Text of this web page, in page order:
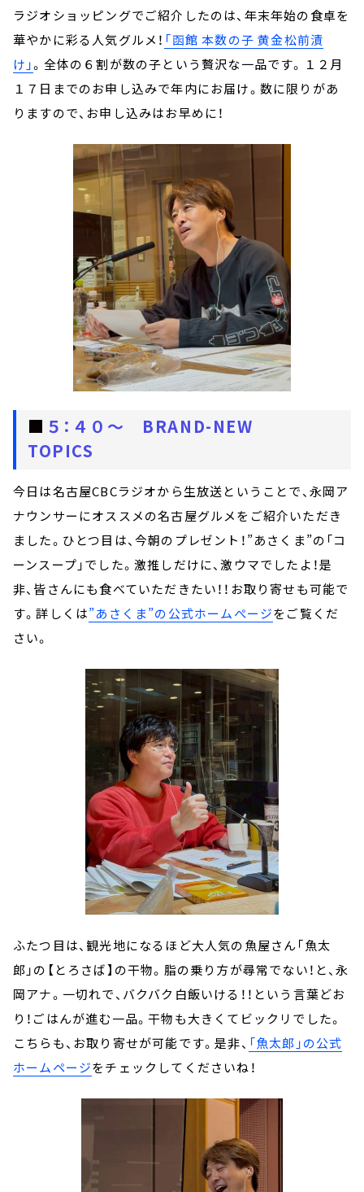
ラジオショッピングでご紹介したのは、年末年始の食卓を
華やかに彩る人気グルメ！ 「函館 本数の子 黄金松前漬
け」。全体の６割が数の子という贅沢な一品です。１２月
１７日までのお申し込みで年内にお届け。数に限りがあ
りますので、お申し込みはお早めに！
■ ５：４０～ BRAND-NEW
TOPICS
今日は名古屋CBCラジオから生放送ということで、永岡ア
ナウンサーにオススメの名古屋グルメをご紹介いただき
ました。ひとつ目は、今朝のプレゼント！”あさくま”の「コ
ーンスープ」でした。激推しだけに、激ウマでしたよ！是
非、皆さんにも食べていただきたい！！お取り寄せも可能で
す。詳しくは”あさくま”の公式ホームぺージをご覧くだ
さい。
ふたつ目は、観光地になるほど大人気の魚屋さん「魚太
郎」の【とろさば】の干物。脂の乗り方が尋常でない！と、永
岡アナ。一切れで、バクバク白飯いける！！という言葉どお
り！ごはんが進む一品。干物も大きくてビックリでした。
こちらも、お取り寄せが可能です。是非、 「魚太郎」の公式
ホームページをチェックしてくださいね！